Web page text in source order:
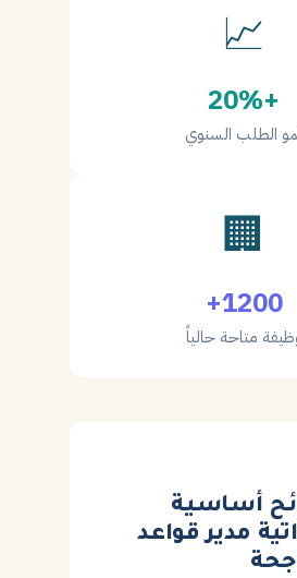
📈
+20%
الطلب السنوي
🏢
1200+
متاحة حالياً
أساسية
مدير قواعد